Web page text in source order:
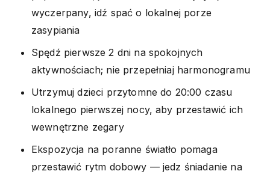
wyczerpany, idź spać o lokalnej porze
zasypiania
Spędź pierwsze 2 dni na spokojnych
aktywnościach; nie przepełniaj harmonogramu
Utrzymuj dzieci przytomne do 20:00 czasu
lokalnego pierwszej nocy, aby przestawić ich
wewnętrzne zegary
Ekspozycja na poranne światło pomaga
przestawić rytm dobowy — jedz śniadanie na